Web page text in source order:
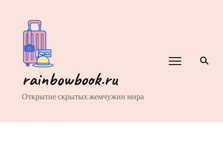
rainbowbook.ru
Открытие скрытых жемчужин мира